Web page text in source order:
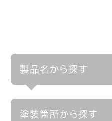
製品名から探す
塗装箇所から探す